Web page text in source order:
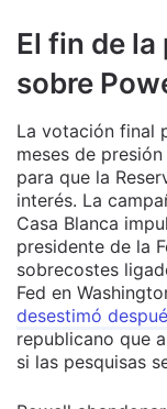
El fin de la
sobre
La votación final
meses de
para que la
interés. La
Casa Blanca
presidente de la
sobrecostes
Fed en
desestimó
republicano que
si las pesquisas